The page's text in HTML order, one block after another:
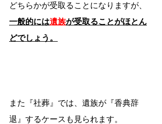
どちらかが受取ることになりますが、
一般的には遺族が受取ることがほとん
どでしょう。
また『社葬』では、遺族が『香典辞
退』するケースも見られます。